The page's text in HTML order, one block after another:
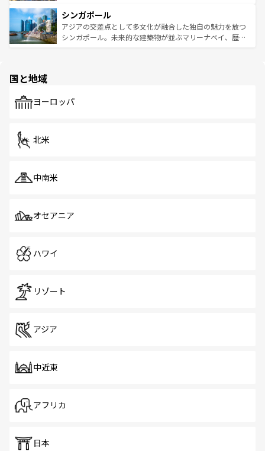
参照してほしい。
激する。気候は一年中温暖で、どの季節にも異なる楽しみ
が待っている。親しみやすいタイの人々、仏教を中心とし
た文化、そして多様な観光資源が、訪れる旅人を魅了し続
み、どこを訪れても感動するはず。観光スポットが密集し
ており、効率よく見どころを回れるのも魅力。息をのむよ
うな絶景から文化的な体験まで、香港を存分に楽しみ尽く
シンガポール
アジアの交差点として多文化が融合した独自の魅力を放つ
シンガポール。未来的な建築物が並ぶマリーナベイ、歴史
で、ホーカーズは地元の風情を楽しめる外せないスポット
国と地域
ヨーロッパ
北米
中南米
オセアニア
ハワイ
リゾート
アジア
中近東
アフリカ
日本